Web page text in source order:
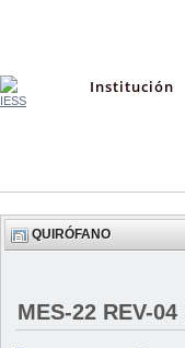
Institución
QUIRÓFANO
MES-22 REV-